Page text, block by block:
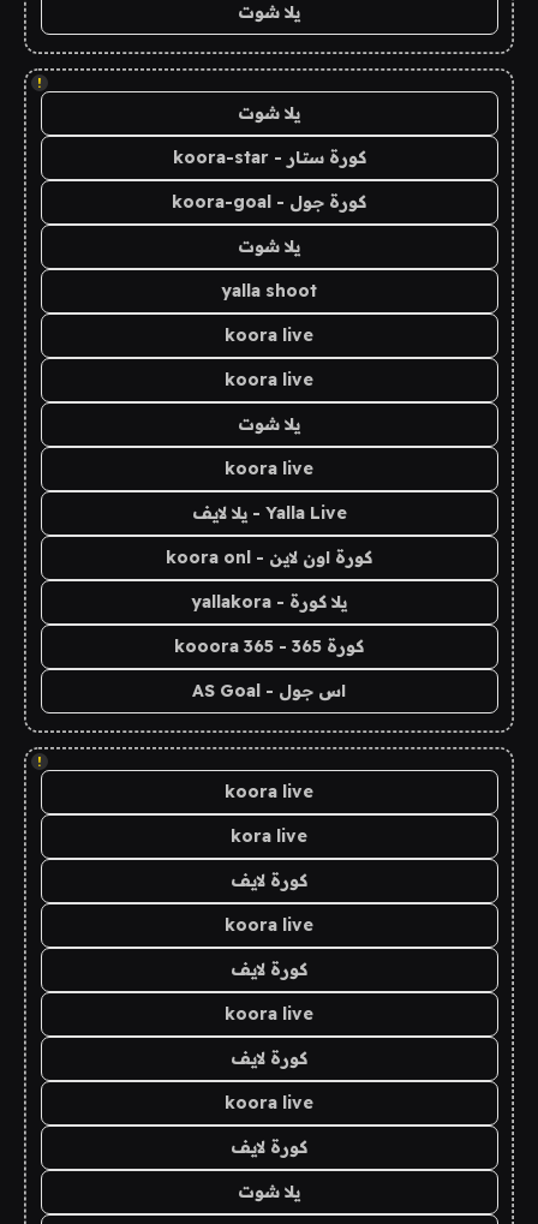
يلا شوت
!
يلا شوت
كورة ستار - koora-star
كورة جول - koora-goal
يلا شوت
yalla shoot
koora live
koora live
يلا شوت
koora live
Yalla Live - يلا لايف
كورة اون لاين - koora onl
يلا كورة - yallakora
كورة 365 - kooora 365
اس جول - AS Goal
!
koora live
kora live
كورة لايف
koora live
كورة لايف
koora live
كورة لايف
koora live
كورة لايف
يلا شوت